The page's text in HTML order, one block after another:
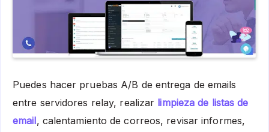
Puedes hacer pruebas A/B de entrega de emails
entre servidores relay, realizar limpieza de listas de
email, calentamiento de correos, revisar informes,